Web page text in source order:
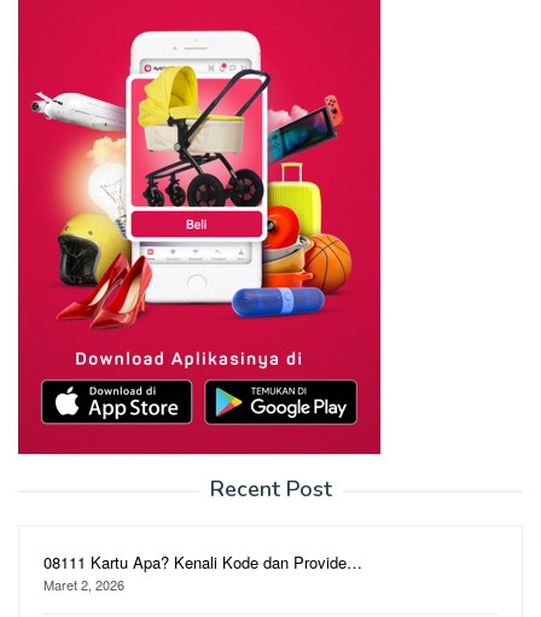
Recent Post
08111 Kartu Apa? Kenali Kode dan Provide…
Maret 2, 2026